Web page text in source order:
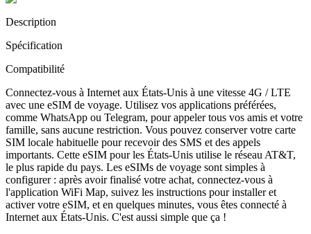
Description
Spécification
Compatibilité
Connectez-vous à Internet aux États-Unis à une vitesse 4G / LTE
avec une eSIM de voyage. Utilisez vos applications préférées,
comme WhatsApp ou Telegram, pour appeler tous vos amis et votre
famille, sans aucune restriction. Vous pouvez conserver votre carte
SIM locale habituelle pour recevoir des SMS et des appels
importants. Cette eSIM pour les États-Unis utilise le réseau AT&T,
le plus rapide du pays. Les eSIMs de voyage sont simples à
configurer : après avoir finalisé votre achat, connectez-vous à
l'application WiFi Map, suivez les instructions pour installer et
activer votre eSIM, et en quelques minutes, vous êtes connecté à
Internet aux États-Unis. C'est aussi simple que ça !